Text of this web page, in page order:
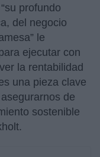
profundo
del negocio
le
ejecutar con
la rentabilidad
una pieza clave
de
sostenible